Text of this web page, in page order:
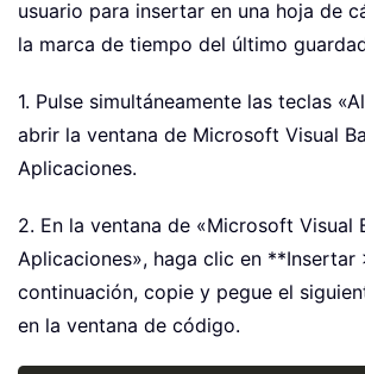
usuario para insertar en una hoja de
la marca de tiempo del último
1. Pulse simultáneamente las teclas
abrir la ventana de Microsoft Visual
Aplicaciones.
2. En la ventana de «Microsoft Visual
Aplicaciones», haga clic en **Insertar
continuación, copie y pegue el
en la ventana de código.